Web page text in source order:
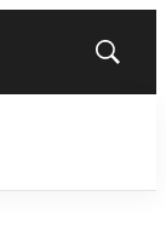
Mostrar